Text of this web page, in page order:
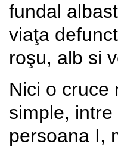
fundal
viaţa
roşu, alb si
Nici o cruce
simple,
persoana I,